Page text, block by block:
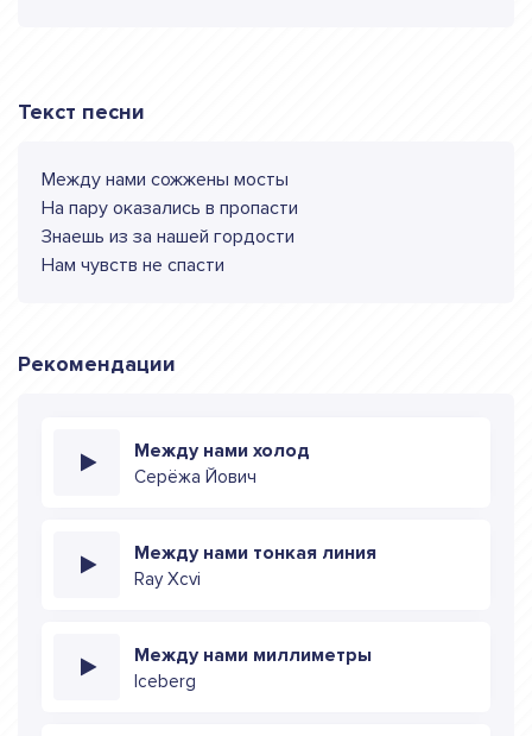
Текст песни
Между нами сожжены мосты
На пару оказались в пропасти
Знаешь из за нашей гордости
Нам чувств не спасти
Рекомендации
Между нами холод
Серёжа Йович
Между нами тонкая линия
Ray Xcvi
Между нами миллиметры
Iceberg